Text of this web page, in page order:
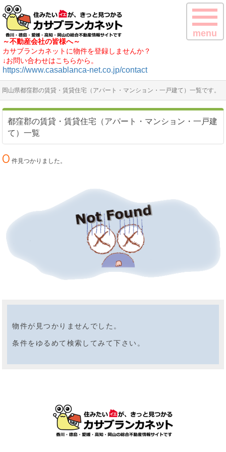
～不動産会社の皆様へ～
カサブランカネットに物件を登録しませんか？
↓お問い合わせはこちらから。
https://www.casablanca-net.co.jp/contact
menu
岡山県都窪郡の賃貸・賃貸住宅（アパート・マンション・一戸建て）一覧です。
都窪郡の賃貸・賃貸住宅（アパート・マンション・一戸建
て）一覧
0 件見つかりました。
物件が見つかりませんでした。
条件をゆるめて検索してみて下さい。